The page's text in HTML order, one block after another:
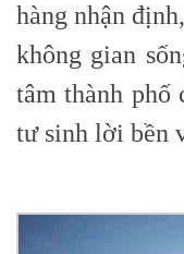
hàng nhận
không gian
tâm thành phố
tư sinh lời bền